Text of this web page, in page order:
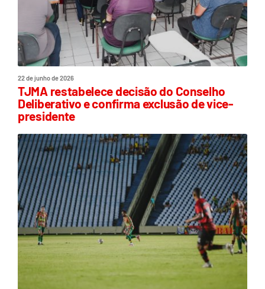
22 de junho de 2026
TJMA restabelece decisão do Conselho
Deliberativo e confirma exclusão de vice-
presidente